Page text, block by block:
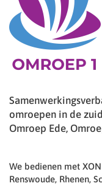
omroepen in de
Omroep Ede,
We bedienen met
Renswoude, Rhenen,